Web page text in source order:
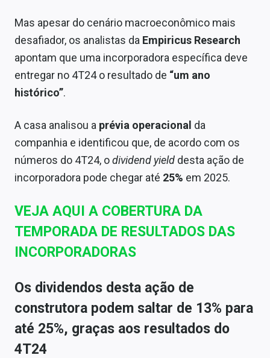
Conteúdo de Marca
Sobre
Expediente
Contato
Mas apesar do cenário macroeconômico mais
desafiador, os analistas da Empiricus Research
apontam que uma incorporadora específica deve
entregar no 4T24 o resultado de “um ano
histórico”.
A casa analisou a prévia operacional da
companhia e identificou que, de acordo com os
números do 4T24, odividend yield desta ação de
incorporadora pode chegar até 25% em 2025.
VEJA AQUI A COBERTURA DA
TEMPORADA DE RESULTADOS DAS
INCORPORADORAS
Os dividendos desta ação de
construtora podem saltar de 13% para
até 25%, graças aos resultados do
4T24